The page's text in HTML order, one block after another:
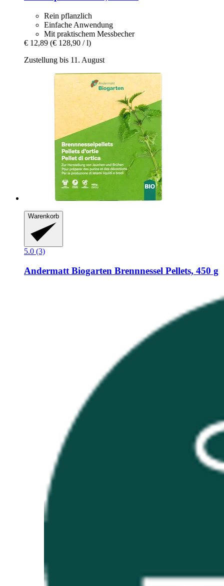
Rein pflanzlich
Einfache Anwendung
Mit praktischem Messbecher
€ 12,89 (€ 128,90 / l)
Zustellung bis 11. August
Warenkorb
5.0 (3)
Andermatt Biogarten Brennnessel Pellets, 450 g